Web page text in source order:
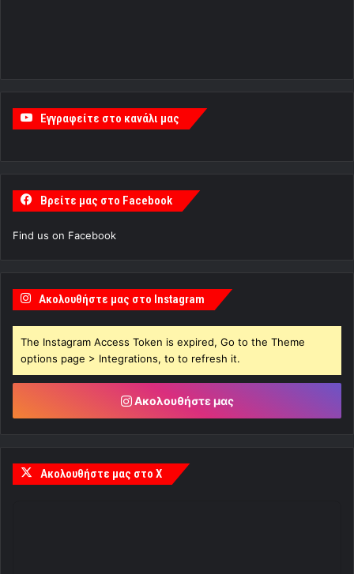
Εγγραφείτε στο κανάλι μας
Βρείτε μας στο Facebook
Find us on Facebook
Ακολουθήστε μας στο Instagram
The Instagram Access Token is expired, Go to the Theme
options page > Integrations, to to refresh it.
Ακολουθήστε μας
Ακολουθήστε μας στο X